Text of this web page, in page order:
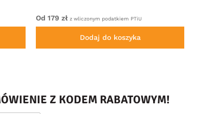
Od 179 zł z wliczonym podatkiem PTiU
Dodaj do koszyka
Z KODEM RABATOWYM!